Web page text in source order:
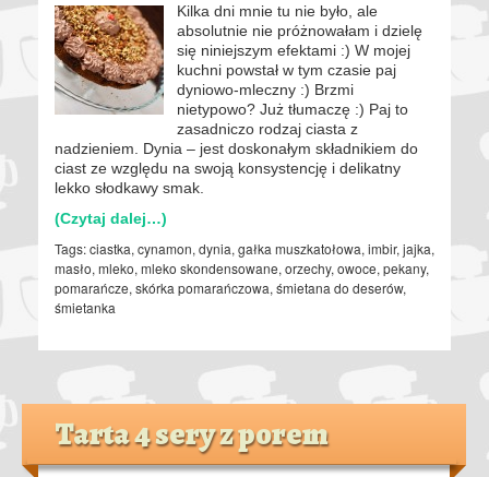
Kilka dni mnie tu nie było, ale
absolutnie nie próżnowałam i dzielę
się niniejszym efektami :) W mojej
kuchni powstał w tym czasie paj
dyniowo-mleczny :) Brzmi
nietypowo? Już tłumaczę :) Paj to
zasadniczo rodzaj ciasta z
nadzieniem. Dynia – jest doskonałym składnikiem do
ciast ze względu na swoją konsystencję i delikatny
lekko słodkawy smak.
(Czytaj dalej…)
Tags:ciastka, cynamon, dynia, gałka muszkatołowa, imbir, jajka,
masło, mleko, mleko skondensowane, orzechy, owoce, pekany,
pomarańcze, skórka pomarańczowa, śmietana do deserów,
śmietanka
Tarta 4 sery z porem